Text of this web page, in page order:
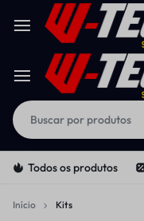
Todos os produtos
Início Kits